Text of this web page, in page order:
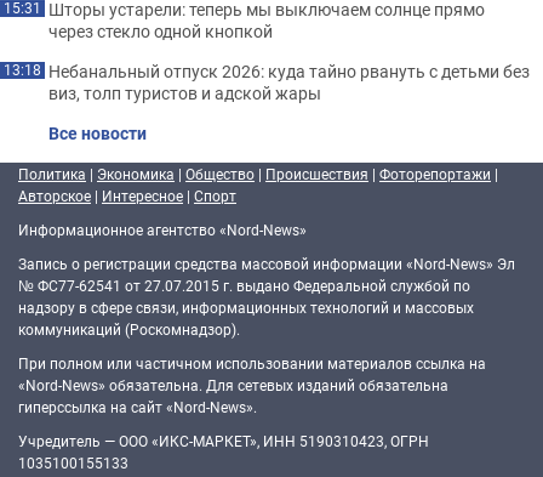
15:31 Шторы устарели: теперь мы выключаем солнце прямо
через стекло одной кнопкой
13:18 Небанальный отпуск 2026: куда тайно рвануть с детьми без
виз, толп туристов и адской жары
Все новости
Политика | Экономика | Общество | Происшествия | Фоторепортажи |
Авторское | Интересное | Спорт
Информационное агентство «Nord-News»
Запись о регистрации средства массовой информации «Nord-News» Эл
№ ФС77-62541 от 27.07.2015 г. выдано Федеральной службой по
надзору в сфере связи, информационных технологий и массовых
коммуникаций (Роскомнадзор).
При полном или частичном использовании материалов ссылка на
«Nord-News» обязательна. Для сетевых изданий обязательна
гиперссылка на сайт «Nord-News».
Учредитель — ООО «ИКС-МАРКЕТ», ИНН 5190310423, ОГРН
1035100155133